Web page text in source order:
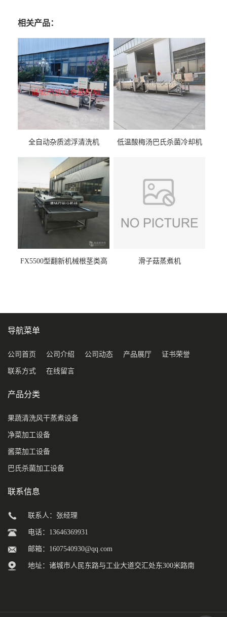
相关产品：
全自动杂质滤浮清洗机 低温酸梅汤巴氏杀菌冷却机
FX5500型翻新机械根茎类高
滑子菇蒸煮机
导航菜单
公司首页 公司介绍 公司动态 产品展厅 证书荣誉
联系方式 在线留言
产品分类
果蔬清洗风干蒸煮设备
净菜加工设备
酱菜加工设备
巴氏杀菌加工设备
联系信息
联系人：张经理
电话：13646369931
邮箱： 1607540930@qq.com
地址：诸城市人民东路与工业大道交汇处东300米路南